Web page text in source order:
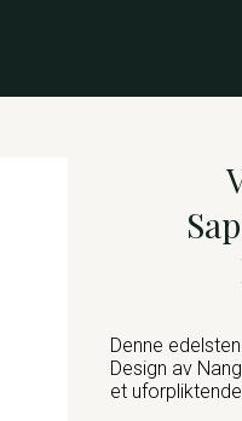
Denne
Design av
et